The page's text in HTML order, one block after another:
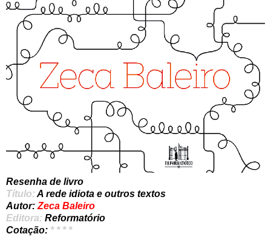
Resenha de livro
Título: A rede idiota e outros textos
Autor: Zeca Baleiro
Editora: Reformatório
Cotação: * * * *